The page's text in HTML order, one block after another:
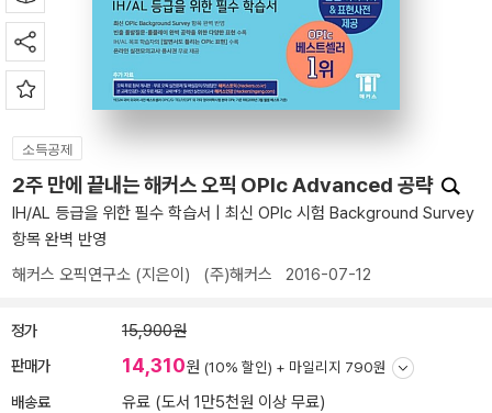
소득공제
2주 만에 끝내는 해커스 오픽 OPIc Advanced 공략
IH/AL 등급을 위한 필수 학습서 | 최신 OPIc 시험 Background Survey
항목 완벽 반영
해커스 오픽연구소 (지은이) (주)해커스 2016-07-12
정가 15,900원
판매가 14,310원 (10% 할인) + 마일리지 790원
배송료
유료 (도서 1만5천원 이상 무료)